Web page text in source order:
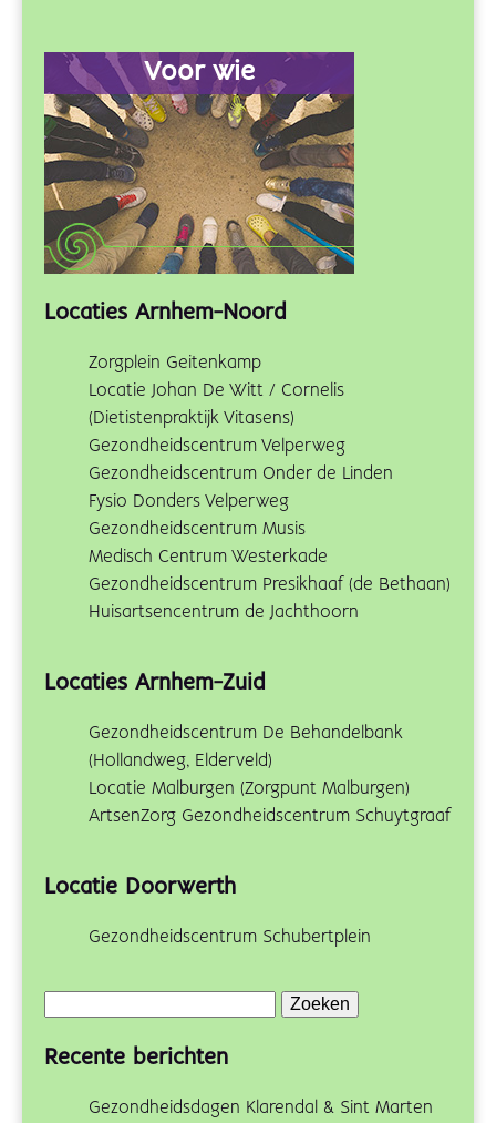
Voor wie
Locaties Arnhem-Noord
Zorgplein Geitenkamp
Locatie Johan De Witt / Cornelis
(Dietistenpraktijk Vitasens)
Gezondheidscentrum Velperweg
Gezondheidscentrum Onder de Linden
Fysio Donders Velperweg
Gezondheidscentrum Musis
Medisch Centrum Westerkade
Gezondheidscentrum Presikhaaf (de Bethaan)
Huisartsencentrum de Jachthoorn
Locaties Arnhem-Zuid
Gezondheidscentrum De Behandelbank
(Hollandweg, Elderveld)
Locatie Malburgen (Zorgpunt Malburgen)
ArtsenZorg Gezondheidscentrum Schuytgraaf
Locatie Doorwerth
Gezondheidscentrum Schubertplein
Recente berichten
Gezondheidsdagen Klarendal & Sint Marten